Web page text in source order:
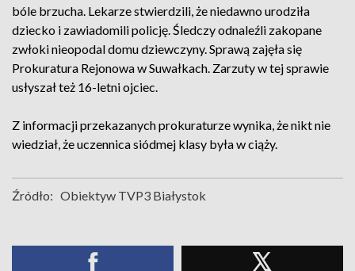
bóle brzucha. Lekarze stwierdzili, że niedawno urodziła
dziecko i zawiadomili policję. Śledczy odnaleźli zakopane
zwłoki nieopodal domu dziewczyny. Sprawą zajęła się
Prokuratura Rejonowa w Suwałkach. Zarzuty w tej sprawie
usłyszał też 16-letni ojciec.
Z informacji przekazanych prokuraturze wynika, że nikt nie
wiedział, że uczennica siódmej klasy była w ciąży.
Źródło: Obiektyw TVP3 Białystok